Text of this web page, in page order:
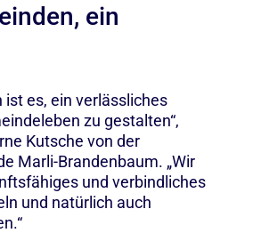
ein
ist es, ein verlässliches
zu gestalten“,
Kutsche von der
Marli-Brandenbaum. „Wir
und verbindliches
und natürlich auch